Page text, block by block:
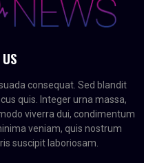
consequat. Sed blandit
quis. Integer urna massa,
viverra dui, condimentum
veniam, quis nostrum
suscipit laboriosam.